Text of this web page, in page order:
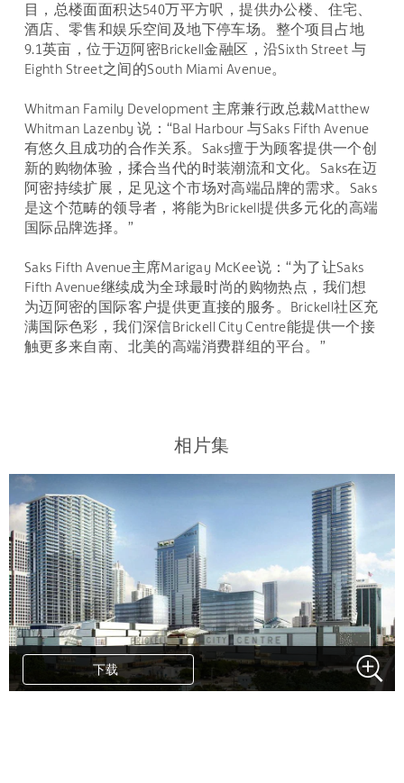
目，总楼面面积达540万平方呎，提供办公楼、住宅、
酒店、零售和娱乐空间及地下停车场。整个项目占地
9.1英亩，位于迈阿密Brickell金融区，沿Sixth Street 与
Eighth Street之间的South Miami Avenue。
Whitman Family Development 主席兼行政总裁Matthew
Whitman Lazenby 说：“Bal Harbour 与Saks Fifth Avenue
有悠久且成功的合作关系。Saks擅于为顾客提供一个创
新的购物体验，揉合当代的时装潮流和文化。Saks在迈
阿密持续扩展，足见这个市场对高端品牌的需求。Saks
是这个范畴的领导者，将能为Brickell提供多元化的高端
国际品牌选择。”
Saks Fifth Avenue主席Marigay McKee说：“为了让Saks
Fifth Avenue继续成为全球最时尚的购物热点，我们想
为迈阿密的国际客户提供更直接的服务。Brickell社区充
满国际色彩，我们深信Brickell City Centre能提供一个接
触更多来自南、北美的高端消费群组的平台。”
相片集
下载